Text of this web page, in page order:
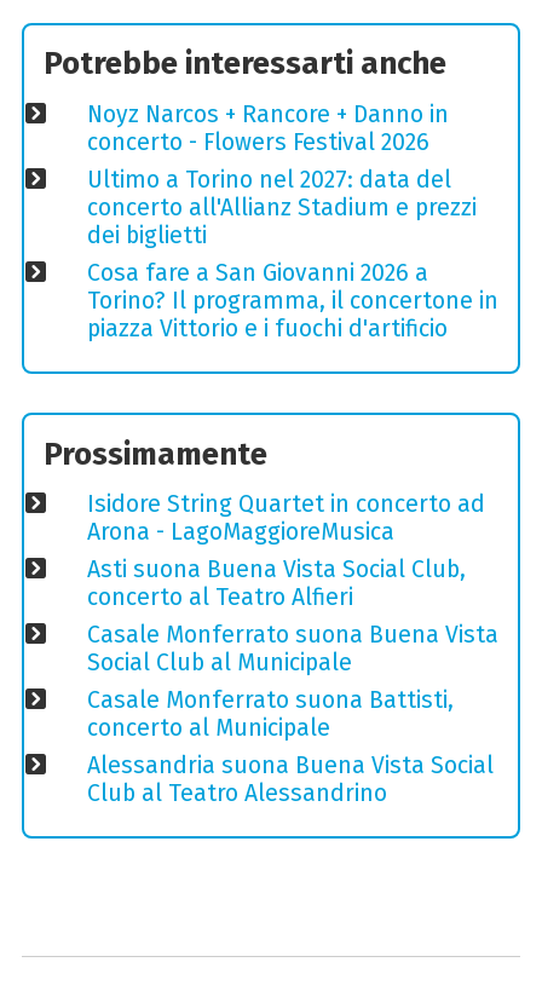
Potrebbe interessarti anche
Noyz Narcos + Rancore + Danno in
concerto - Flowers Festival 2026
Ultimo a Torino nel 2027: data del
concerto all'Allianz Stadium e prezzi
dei biglietti
Cosa fare a San Giovanni 2026 a
Torino? Il programma, il concertone in
piazza Vittorio e i fuochi d'artificio
Prossimamente
Isidore String Quartet in concerto ad
Arona - LagoMaggioreMusica
Asti suona Buena Vista Social Club,
concerto al Teatro Alfieri
Casale Monferrato suona Buena Vista
Social Club al Municipale
Casale Monferrato suona Battisti,
concerto al Municipale
Alessandria suona Buena Vista Social
Club al Teatro Alessandrino